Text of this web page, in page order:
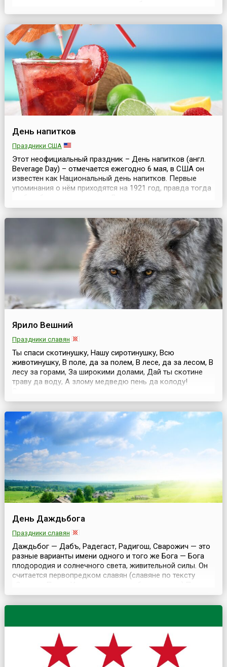
покровителем. Гончарное дело считается одним из
самых старых ремёсел в истории человечества. Люди
начали лепить и обжигать глиняную посуду ещё тысячи
лет ...
День напитков
Праздники США
Этот неофициальный праздник – День напитков (англ.
Beverage Day) – отмечается ежегодно 6 мая, в США он
известен как Национальный день напитков. Первые
упоминания о нём приходятся на 1921 год, правда тогда
в бутылках. Сейчас люди чаще стремятся к здоровому
образу жизни, употреблению чистой воды и более
полезных напитков, нежели сладкая га...
Ярило Вешний
Праздники славян
Ты спаси скотинушку, Нашу сиротинушку, Всю
животинушку, В поле, да за полем, В лесе, да за лесом, В
лесу за горами, За широкими долами, Дай ты скотине
траву да воду, А злому медведю пень да колоду!
утром в день, когда первый раз после долгой и
холодной зимы скотина торжественно выгоняется на
пастбище, на так называемую Яри...
День Даждьбога
Праздники славян
Даждьбог — Дабъ, Радегаст, Радигош, Сварожич — это
разные варианты имени одного и того же Бога — Бога
плодородия и солнечного света, живительной силы. Он
считается первопредком славян (славяне по тексту
славянским преданиям, Даждьбог и Жива вместе
возродили мир после Потопа. Лада, матерь Живы,